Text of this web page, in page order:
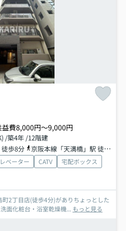
費8,000円～9,000円
/築4年 /12階建
歩8分
京阪本線「天満橋」駅 徒歩10分
ベーター CATV
宅配ボックス
2丁目店(徒歩4分)がありちょっとした
面化粧台・浴室乾燥機... もっと見る